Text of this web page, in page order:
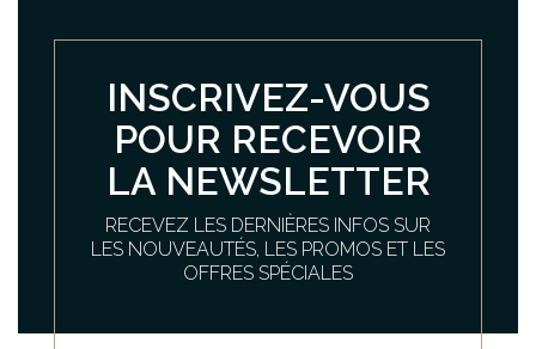
INSCRIVEZ-VOUS
POUR RECEVOIR
LA NEWSLETTER
RECEVEZ LES DERNIÈRES INFOS SUR
LES NOUVEAUTÉS, LES PROMOS ET LES
OFFRES SPÉCIALES